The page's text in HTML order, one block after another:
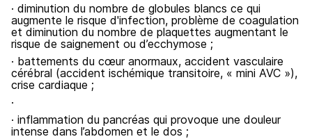
· diminution du nombre de globules blancs ce qui
augmente le risque d'infection, problème de coagulation
et diminution du nombre de plaquettes augmentant le
risque de saignement ou d’ecchymose ;
· battements du cœur anormaux, accident vasculaire
cérébral (accident ischémique transitoire, « mini AVC »),
crise cardiaque ;
·
· inflammation du pancréas qui provoque une douleur
intense dans l’abdomen et le dos ;